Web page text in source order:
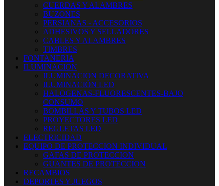
CUERDAS Y ALAMBRES
BUZONES
PERSIANAS - ACCESORIOS
ADHESIVOS Y SELLADORES
CABLES Y ALAMBRES
TIMBRES
FONTANERIA
ILUMINACION
ILUMINACION DECORATIVA
ILUMINACIÓN LED
HALOGENAS-FLUORESCENTES-BAJO
CONSUMO
BOMBILLAS Y TUBOS LED
PROYECTORES LED
REGLETAS LED
ELECTRICIDAD
EQUIPO DE PROTECCION INDIVIDUAL
GAFAS DE PROTECCION
GUANTES DE PROTECCION
RECAMBIOS
DEPORTES Y JUEGOS